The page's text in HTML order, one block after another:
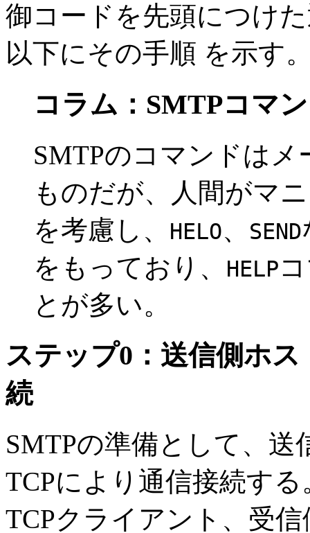
御コードを先頭につけ
以下にその手順 を示す
コラム：SMTPコマ
SMTPのコマンドは
ものだが、人間がマ
を考慮し、
HELO、 SEND
をもっており、
HELP
とが多い。
ステップ0：送信側ホ
続
SMTPの準備として、
TCPにより通信接続す
TCPクライアント、受